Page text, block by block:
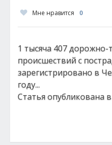
Мне нравится 0
1 тысяча 407
происшествий с
зарегистрировано в
году...
Статья опубликована